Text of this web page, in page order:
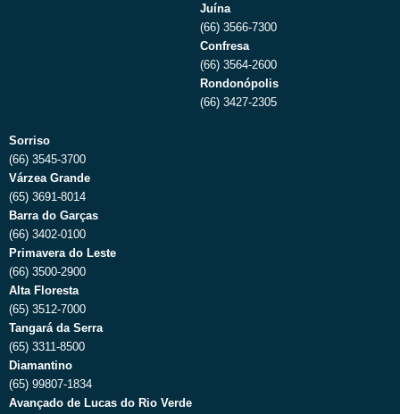
Juína
(66) 3566-7300
Confresa
(66) 3564-2600
Rondonópolis
(66) 3427-2305
Sorriso
(66) 3545-3700
Várzea Grande
(65) 3691-8014
Barra do Garças
(66) 3402-0100
Primavera do Leste
(66) 3500-2900
Alta Floresta
(65) 3512-7000
Tangará da Serra
(65) 3311-8500
Diamantino
(65) 99807-1834
Avançado de Lucas do Rio Verde